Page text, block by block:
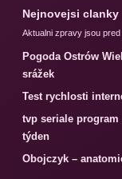
Nejnovejsi clanky
Aktualni zpravy jsou
Pogoda Ostrów
srážek
Test rychlosti
tvp seriale
týden
Obojczyk –